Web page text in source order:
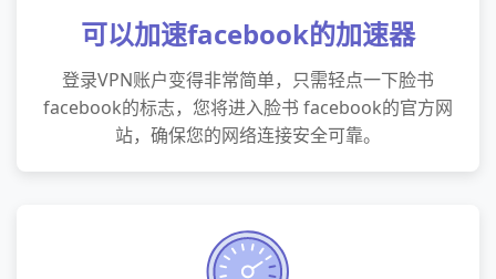
可以加速facebook的加速器
登录VPN账户变得非常简单，只需轻点一下脸书
facebook的标志，您将进入脸书 facebook的官方网
站，确保您的网络连接安全可靠。